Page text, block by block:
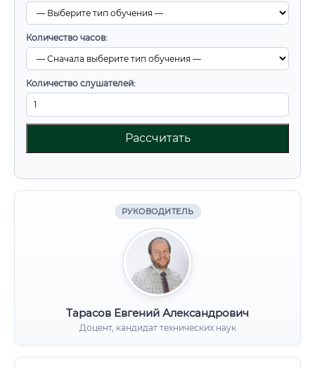
Количество часов:
Количество слушателей:
Рассчитать
РУКОВОДИТЕЛЬ
Тарасов Евгений Александрович
Доцент, кандидат технических наук